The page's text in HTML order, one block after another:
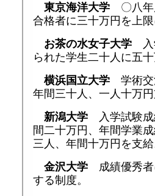
東京海洋大学 〇八年
合格者に三十万円を上
お茶の水女子大学 入
られた学生二十人に五
横浜国立大学 学術交
年間三十人、一人十万
新潟大学 入学試験成
間二十万円、年間学業
三人、年間十万円を支
金沢大学 成績優秀者
する制度。